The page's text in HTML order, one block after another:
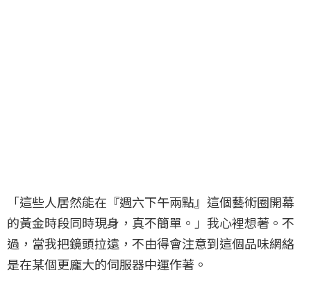
「這些人居然能在『週六下午兩點』這個藝術圈開幕
的黃金時段同時現身，真不簡單。」我心裡想著。不
過，當我把鏡頭拉遠，不由得會注意到這個品味網絡
是在某個更龐大的伺服器中運作著。